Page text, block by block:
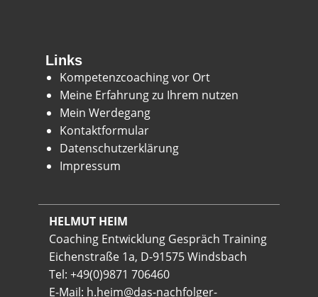
Links
Kompetenzcoaching vor Ort
Meine Erfahrung zu Ihrem nutzen
Mein Werdegang
Kontaktformular
Datenschutzerklärung
Impressum
HELMUT HEIM
Coaching Entwicklung Gespräch Training
Eichenstraße 1a, D-91575 Windsbach
Tel: +49(0)9871 706460
E-Mail: h.heim@das-nachfolger-